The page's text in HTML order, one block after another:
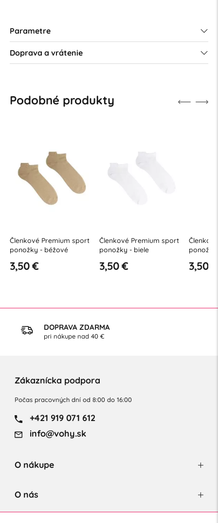
Parametre
Doprava a vrátenie
Podobné produkty
Členkové Premium sport
ponožky - béžové
3,50 €
Členkové Premium sport
ponožky - biele
3,50 € 3,50 €
DOPRAVA ZDARMA
pri nákupe nad 40 €
Zákaznícka podpora
Počas pracovných dní od 8:00 do 16:00
+421 919 071 612
info@vohy.sk
O nákupe
O nás